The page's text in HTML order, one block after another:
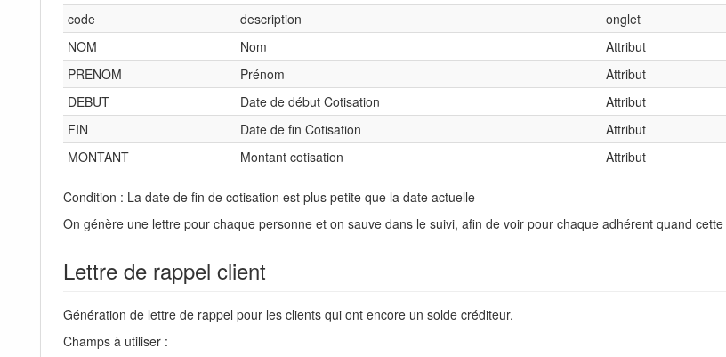
code
description onglet
NOM
Nom Attribut
PRENOM
Prénom Attribut
DEBUT
Date de début Cotisation Attribut
FIN
Date de fin Cotisation Attribut
MONTANT
Montant cotisation Attribut
Condition : La date de fin de cotisation est plus petite que la date actuelle
On génère une lettre pour chaque personne et on sauve dans le suivi, afin de voir pour chaque adhérent quand
Lettre de rappel client
Génération de lettre de rappel pour les clients qui ont encore un solde créditeur.
Champs à utiliser :